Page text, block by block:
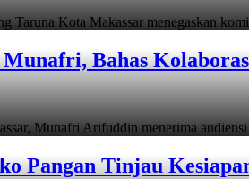
Kota Makassar menegaskan
Bahas
Munafri Arifuddin menerima
Pangan Tinjau